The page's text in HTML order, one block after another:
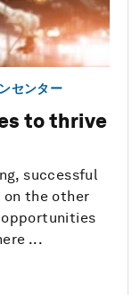
センター
to thrive
successful
on the other
...